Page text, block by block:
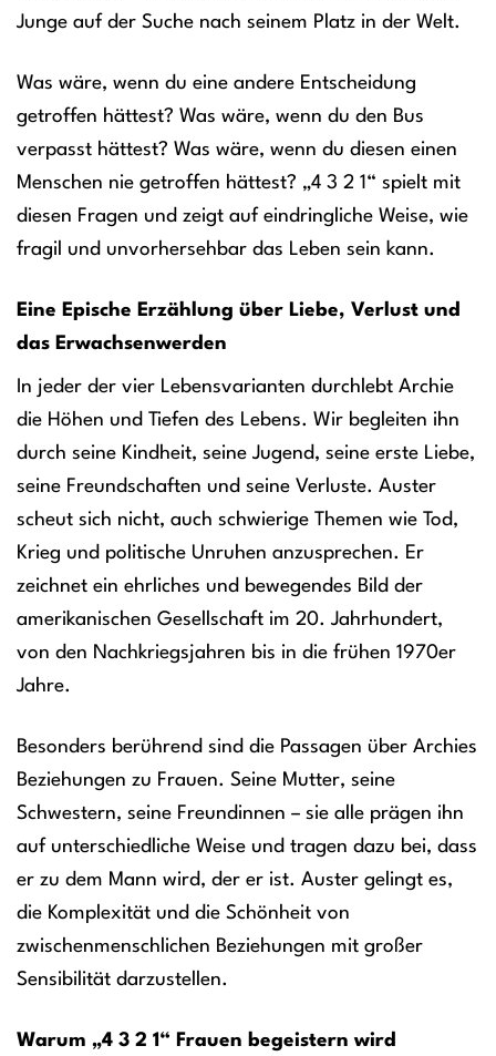
Junge auf der Suche nach seinem Platz in der Welt.
Was wäre, wenn du eine andere Entscheidung
getroffen hättest? Was wäre, wenn du den Bus
verpasst hättest? Was wäre, wenn du diesen einen
Menschen nie getroffen hättest? „4 3 2 1“ spielt mit
diesen Fragen und zeigt auf eindringliche Weise, wie
fragil und unvorhersehbar das Leben sein kann.
Eine Epische Erzählung über Liebe, Verlust und
das Erwachsenwerden
In jeder der vier Lebensvarianten durchlebt Archie
die Höhen und Tiefen des Lebens. Wir begleiten ihn
durch seine Kindheit, seine Jugend, seine erste Liebe,
seine Freundschaften und seine Verluste. Auster
scheut sich nicht, auch schwierige Themen wie Tod,
Krieg und politische Unruhen anzusprechen. Er
zeichnet ein ehrliches und bewegendes Bild der
amerikanischen Gesellschaft im 20. Jahrhundert,
von den Nachkriegsjahren bis in die frühen 1970er
Jahre.
Besonders berührend sind die Passagen über Archies
Beziehungen zu Frauen. Seine Mutter, seine
Schwestern, seine Freundinnen – sie alle prägen ihn
auf unterschiedliche Weise und tragen dazu bei, dass
er zu dem Mann wird, der er ist. Auster gelingt es,
die Komplexität und die Schönheit von
zwischenmenschlichen Beziehungen mit großer
Sensibilität darzustellen.
Warum „4 3 2 1“ Frauen begeistern wird